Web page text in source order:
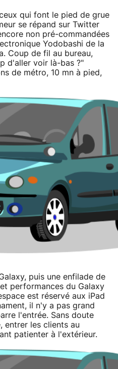
qui font le pied de grue
se répand sur Twitter
non pré-commandées
Yodobashi de la
Coup de fil au bureau,
d'aller voir là-bas ?"
de métro, 10 mn à pied,
puis une enfilade de
performances du Galaxy
est réservé aux iPad
il n'y a pas grand
l'entrée. Sans doute
entrer les clients au
patienter à l'extérieur.